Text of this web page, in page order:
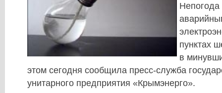
Непогода
пунктах
в
этом сегодня сообщила пресс-служба
унитарного предприятия «Крымэнерго».